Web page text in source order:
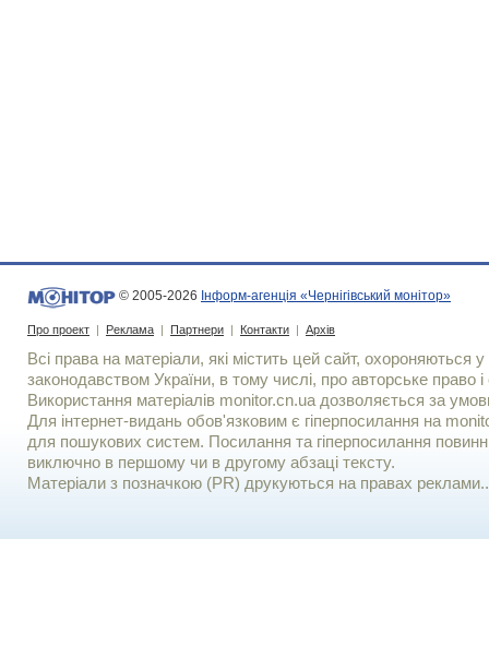
© 2005-2026 Інформ-агенція «Чернігівський монітор»
Про проект | Реклама | Партнери | Контакти | Архів
Всі права на матеріали, які містить цей сайт, охороняються у
законодавством України, в тому числі, про авторське право і
Використання матерiалiв monitor.cn.ua дозволяється за
Для iнтернет-видань обов'язковим є гiперпосилання на
для пошукових систем. Посилання та гіперпосилання
виключно в першому чи в другому абзаці тексту.
Матеріали з позначкою (PR) друкуються на правах реклами..